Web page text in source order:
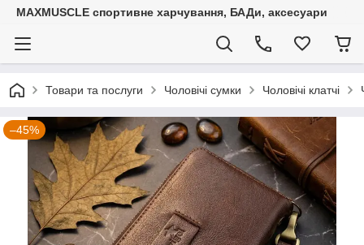
MAXMUSCLE спортивне харчування, БАДи, аксесуари
Товари та послуги Чоловічі сумки Чоловічі клатчі
–45%